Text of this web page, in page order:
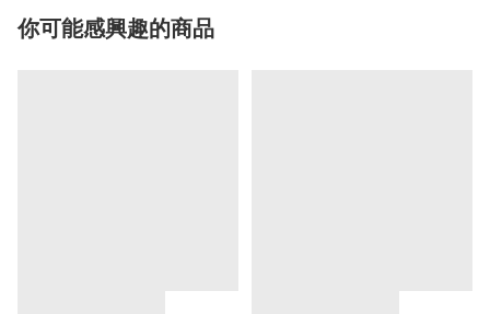
你可能感興趣的商品